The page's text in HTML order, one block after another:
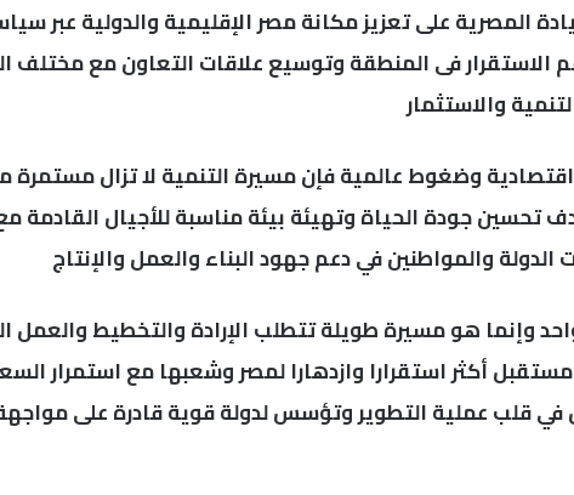
المصرية على تعزيز مكانة مصر الإقليمية والدولية عبر
الاستقرار فى المنطقة وتوسيع علاقات التعاون مع مختلف
والاستثمار
وضغوط عالمية فإن مسيرة التنمية لا تزال مستمرة
جودة الحياة وتهيئة بيئة مناسبة للأجيال القادمة
والمواطنين في دعم جهود البناء والعمل والإنتاج
وإنما هو مسيرة طويلة تتطلب الإرادة والتخطيط والعمل
أكثر استقرارا وازدهارا لمصر وشعبها مع استمرار
في قلب عملية التطوير وتؤسس لدولة قوية قادرة على